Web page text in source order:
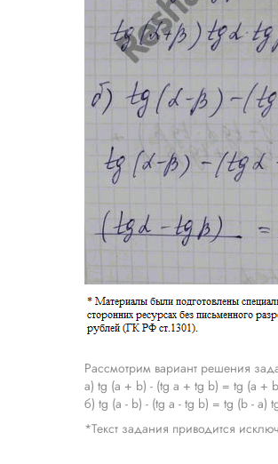
Рассмотрим вариант решения
a) tg (а + b) - (tg а + tg b) = tg (а +
б) tg (а - b) - (tg а - tg b) = tg (b - a)
*Текст задания приводится